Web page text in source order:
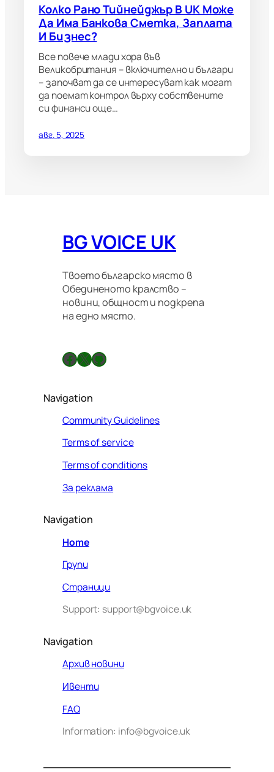
Колко Рано Тийнейджър В UK Може
Да Има Банкова Сметка, Заплата
И Бизнес?
Все повече млади хора във
Великобритания – включително и българи
– започват да се интересуват как могат
да поемат контрол върху собствените
си финанси още…
авг. 5, 2025
BG VOICE UK
Твоето българско място в
Обединеното кралство –
новини, общност и подкрепа
на едно място.
Facebook X GitHub
Navigation
Community Guidelines
Terms of service
Terms of conditions
За реклама
Navigation
Home
Групи
Страници
Support: support@bgvoice.uk
Navigation
Архив новини
Ивенти
FAQ
Information: info@bgvoice.uk
VOICE UK. С какво мога да